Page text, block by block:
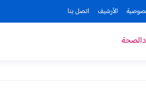
الأرشيف اتصل بنا
الصحة